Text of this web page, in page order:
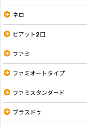
ネロ
ピアット2口
ファミ
ファミオートタイプ
ファミスタンダード
プラスドゥ